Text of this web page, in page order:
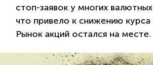
стоп-заявок у многих
что привело к снижению курса
Рынок акций остался на месте.